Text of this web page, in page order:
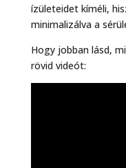
ízületeidet kíméli,
minimalizálva a
Hogy jobban lásd,
rövid videót: